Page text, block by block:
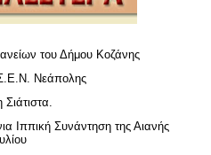
του Δήμου Κοζάνης
Νεάπολης
Ιππική Συνάντηση της Αιανής